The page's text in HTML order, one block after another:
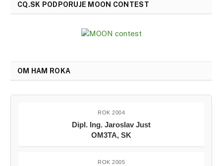
CQ.SK PODPORUJE MOON CONTEST
OM HAM ROKA
ROK 2004
Dipl. Ing. Jaroslav Just
OM3TA, SK
ROK 2005